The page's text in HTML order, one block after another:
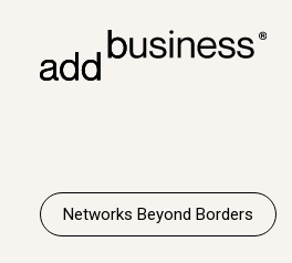
Turbulentie
Networks Beyond Borders